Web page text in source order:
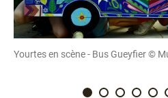
Yourtes en scène - Bus Gueyfier ©